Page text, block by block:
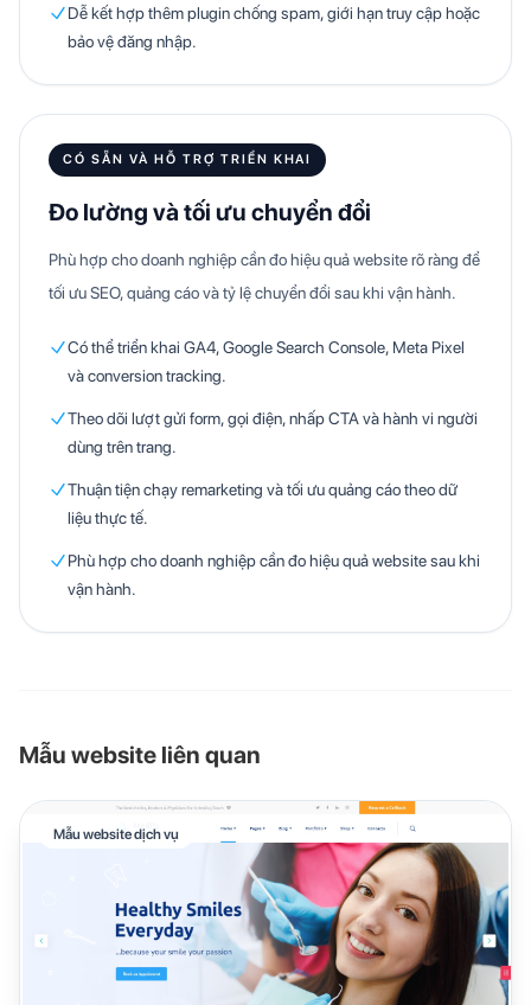
Dễ kết hợp thêm plugin chống spam, giới hạn truy cập hoặc
bảo vệ đăng nhập.
CÓ SẴN VÀ HỖ TRỢ TRIỂN KHAI
Đo lường và tối ưu chuyển đổi
Phù hợp cho doanh nghiệp cần đo hiệu quả website rõ ràng để
tối ưu SEO, quảng cáo và tỷ lệ chuyển đổi sau khi vận hành.
Có thể triển khai GA4, Google Search Console, Meta Pixel
và conversion tracking.
Theo dõi lượt gửi form, gọi điện, nhấp CTA và hành vi người
dùng trên trang.
Thuận tiện chạy remarketing và tối ưu quảng cáo theo dữ
liệu thực tế.
Phù hợp cho doanh nghiệp cần đo hiệu quả website sau khi
vận hành.
Mẫu website liên quan
Mẫu website dịch vụ